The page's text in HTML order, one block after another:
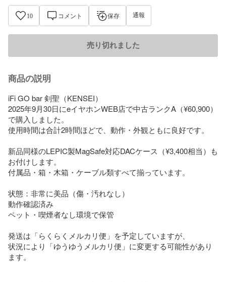
10 コメント 保存 通報
売り切れました
商品の説明
iFi GO bar 剣聖（KENSEI）
2025年9月30日にeイヤホンWEB店で中古ランクA（¥60,900）
で購入しました。
使用時間は合計2時間ほどで、動作・外観ともに良好です。
新品同様のLEPIC製MagSafe対応DACケース（¥3,400相当）も
お付けします。
付属品・箱・木箱・ケーブル類すべて揃っています。
状態：非常に美品（傷・汚れなし）
動作確認済み
ペット・喫煙者なし環境で保管
発送は「らくらくメルカリ便」を予定していますが、
状況により「ゆうゆうメルカリ便」に変更する可能性があり
ます。